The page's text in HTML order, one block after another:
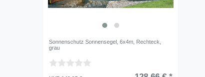
Sonnenschutz Sonnensegel, 6x4m, Rechteck,
grau